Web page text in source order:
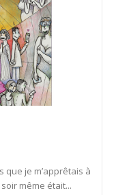
que je m’apprêtais à
même était...